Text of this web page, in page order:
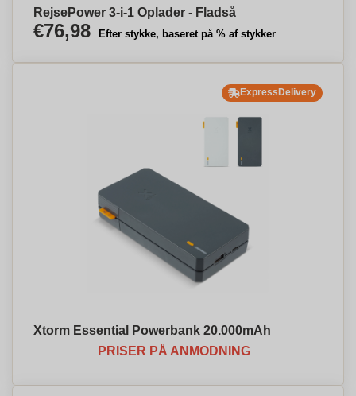
RejsePower 3-i-1 Oplader - Fladså
€76,98 Efter stykke, baseret på % af stykker
ExpressDelivery
Xtorm Essential Powerbank 20.000mAh
PRISER PÅ ANMODNING